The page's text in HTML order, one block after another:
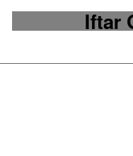
Iftar